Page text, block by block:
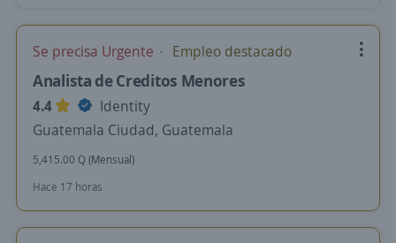
Se precisa Urgente Empleo destacado
Analista de Creditos Menores
4.4
Identity
Guatemala Ciudad, Guatemala
5,415.00 Q (Mensual)
Hace 17 horas